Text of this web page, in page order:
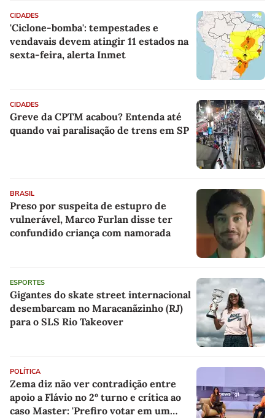
CIDADES
'Ciclone-bomba': tempestades e
vendavais devem atingir 11 estados na
sexta-feira, alerta Inmet
CIDADES
Greve da CPTM acabou? Entenda até
quando vai paralisação de trens em SP
BRASIL
Preso por suspeita de estupro de
vulnerável, Marco Furlan disse ter
confundido criança com namorada
ESPORTES
Gigantes do skate street internacional
desembarcam no Maracanãzinho (RJ)
para o SLS Rio Takeover
POLÍTICA
Zema diz não ver contradição entre
apoio a Flávio no 2º turno e crítica ao
caso Master: 'Prefiro votar em um